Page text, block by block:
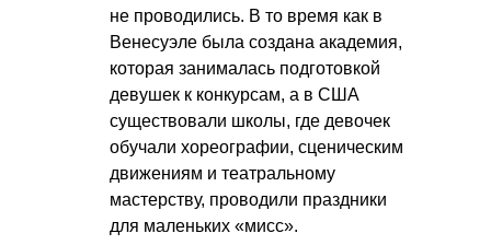
не проводились. В то время как в
Венесуэле была создана академия,
которая занималась подготовкой
девушек к конкурсам, а в США
существовали школы, где девочек
обучали хореографии, сценическим
движениям и театральному
мастерству, проводили праздники
для маленьких «мисс».